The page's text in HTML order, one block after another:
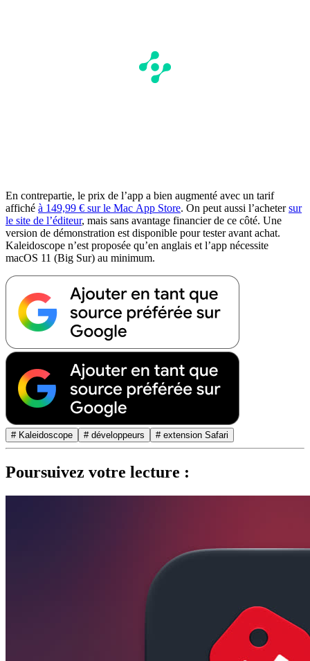
En contrepartie, le prix de l’app a bien augmenté avec un tarif
affiché à 149,99 € sur le Mac App Store. On peut aussi l’achetersur
le site de l’éditeur, mais sans avantage financier de ce côté. Une
version de démonstration est disponible pour tester avant achat.
Kaleidoscope n’est proposée qu’en anglais et l’app nécessite
macOS 11 (Big Sur) au minimum.
# Kaleidoscope # développeurs # extension Safari
Poursuivez votre lecture :